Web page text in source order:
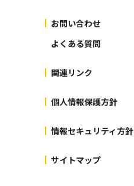
お問い合わせ
よくある質問
関連リンク
個人情報保護方針
情報セキュリティ方針
サイトマップ